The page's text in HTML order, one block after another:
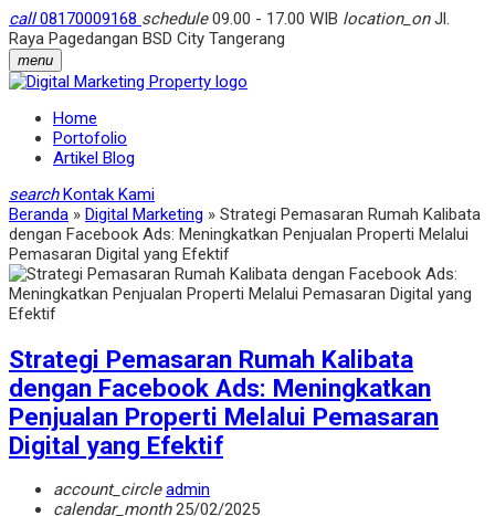
call08170009168 schedule09.00 - 17.00 WIB location_onJl.
Raya Pagedangan BSD City Tangerang
menu
Home
Portofolio
Artikel Blog
search Kontak Kami
Beranda » Digital Marketing » Strategi Pemasaran Rumah Kalibata
dengan Facebook Ads: Meningkatkan Penjualan Properti Melalui
Pemasaran Digital yang Efektif
Strategi Pemasaran Rumah Kalibata
dengan Facebook Ads: Meningkatkan
Penjualan Properti Melalui Pemasaran
Digital yang Efektif
account_circle admin
calendar_month25/02/2025